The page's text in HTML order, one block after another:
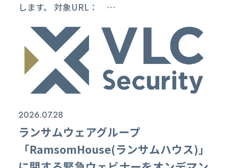
します。 対象URL：
時： 2026年7月30日(木)18:00-20:00(予
定) 実施内容： コンテンツ内容の更新 メンテ
ナンス中、当該URLにアクセスするとメンテナン
ス中である旨の表示となり、完了次第ご利用可能
となります。 大変恐縮ですが、当該UR...
2026.07.28
ランサムウェアグループ
「RamsomHouse(ランサムハウス)」